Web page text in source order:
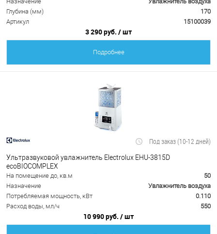
Глубина (мм)
170
Артикул
15100039
3 290 руб. / шт
Подробнее
Под заказ (10-12 дней)
Ультразвуковой увлажнитель Electrolux EHU-3815D
ecoBIOCOMPLEX
На помещение до, кв.м
50
Назначение
Увлажнитель воздуха
Потребляемая мощность, кВт
0.110
Расход воды, мл/ч
550
10 990 руб. / шт